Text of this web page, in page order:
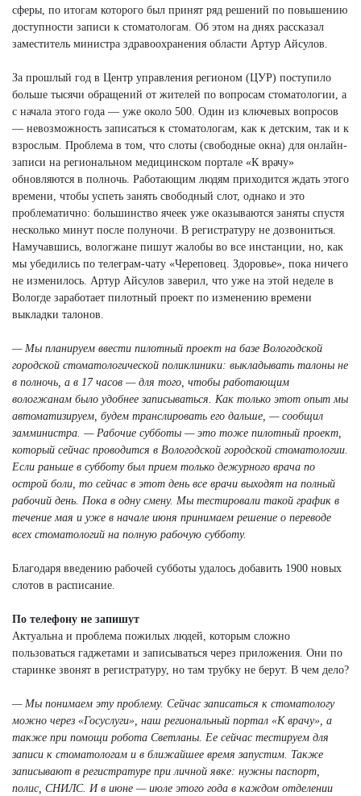
сферы, по итогам которого был принят ряд решений по повышению
доступности записи к стоматологам. Об этом на днях рассказал
заместитель министра здравоохранения области Артур Айсулов.
За прошлый год в Центр управления регионом (ЦУР) поступило
больше тысячи обращений от жителей по вопросам стоматологии, а
с начала этого года — уже около 500. Один из ключевых вопросов
— невозможность записаться к стоматологам, как к детским, так и к
взрослым. Проблема в том, что слоты (свободные окна) для онлайн-
записи на региональном медицинском портале «К врачу»
обновляются в полночь. Работающим людям приходится ждать этого
времени, чтобы успеть занять свободный слот, однако и это
проблематично: большинство ячеек уже оказываются заняты спустя
несколько минут после полуночи. В регистратуру не дозвониться.
Намучавшись, вологжане пишут жалобы во все инстанции, но, как
мы убедились по телеграм-чату «Череповец. Здоровье», пока ничего
не изменилось. Артур Айсулов заверил, что уже на этой неделе в
Вологде заработает пилотный проект по изменению времени
выкладки талонов.
— Мы планируем ввести пилотный проект на базе Вологодской
городской стоматологической поликлиники: выкладывать талоны не
в полночь, а в 17 часов — для того, чтобы работающим
вологжанам было удобнее записываться. Как только этот опыт мы
автоматизируем, будем транслировать его дальше, — сообщил
замминистра. — Рабочие субботы — это тоже пилотный проект,
который сейчас проводится в Вологодской городской стоматологии.
Если раньше в субботу был прием только дежурного врача по
острой боли, то сейчас в этот день все врачи выходят на полный
рабочий день. Пока в одну смену. Мы тестировали такой график в
течение мая и уже в начале июня принимаем решение о переводе
всех стоматологий на полную рабочую субботу.
Благодаря введению рабочей субботы удалось добавить 1900 новых
слотов в расписание.
По телефону не запишут
Актуальна и проблема пожилых людей, которым сложно
пользоваться гаджетами и записываться через приложения. Они по
старинке звонят в регистратуру, но там трубку не берут. В чем дело?
— Мы понимаем эту проблему. Сейчас записаться к стоматологу
можно через «Госуслуги», наш региональный портал «К врачу», а
также при помощи робота Светланы. Ее сейчас тестируем для
записи к стоматологам и в ближайшее время запустим. Также
записывают в регистратуре при личной явке: нужны паспорт,
полис, СНИЛС. И в июне — июле этого года в каждом отделении